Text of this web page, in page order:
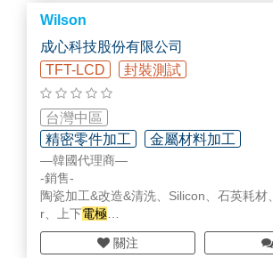
Wilson
成心科技股份有限公司
TFT-LCD
封裝測試
台灣中區
精密零件加工
金屬材料加工
精密清洗/表面處理/翻修加工
—韓國代理商—
-銷售-
陶瓷加工&改造&清洗、Silicon、石英耗材
r、上下電極
-維修-
閥件、電控、Chiller、RPS
關注